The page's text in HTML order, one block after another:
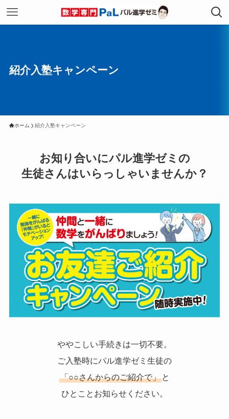
紹介入塾キャンペーン
ホーム 紹介入塾キャンペーン
お知り合いにパル進学ゼミの
生徒さんはいらっしゃいませんか？
ややこしい手続きは一切不要。
ご入塾時にパル進学ゼミ生徒の
「○○さんからのご紹介で」 と
ひとことお知らせください。